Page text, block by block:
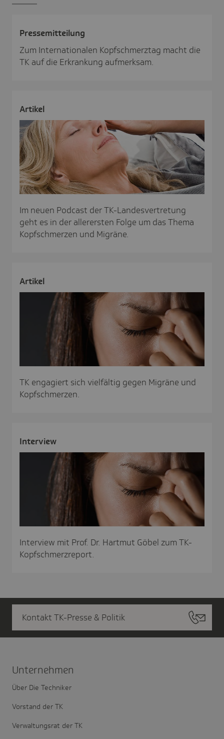
Pres­se­mit­tei­lung
Zum Internationalen Kopfschmerztag macht die
TK auf die Erkrankung aufmerksam.
Artikel
Im neuen Podcast der TK-Landesvertretung
geht es in der allerersten Folge um das Thema
Kopfschmerzen und Migräne.
Artikel
TK engagiert sich vielfältig gegen Migräne und
Kopfschmerzen.
Inter­view
Interview mit Prof. Dr. Hartmut Göbel zum TK-
Kopfschmerzreport.
Kontakt TK-Presse & Politik
Unter­nehmen
Über Die Techniker
Vorstand der TK
Verwaltungsrat der TK